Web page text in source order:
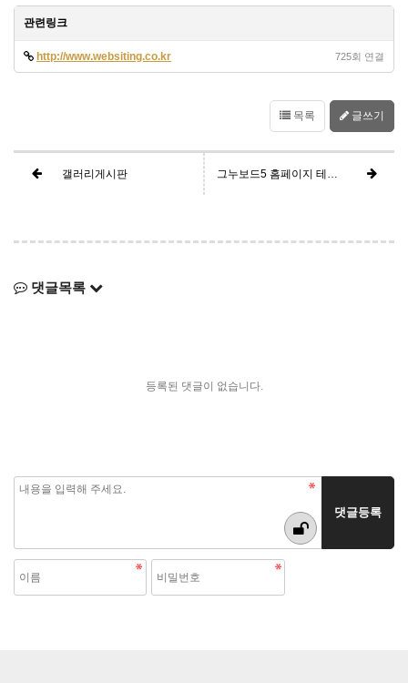
관련링크
http://www.websiting.co.kr 725회 연결
목록 글쓰기
갤러리게시판 그누보드5 홈페이지 테마 퓨어화이트
댓글목록
등록된 댓글이 없습니다.